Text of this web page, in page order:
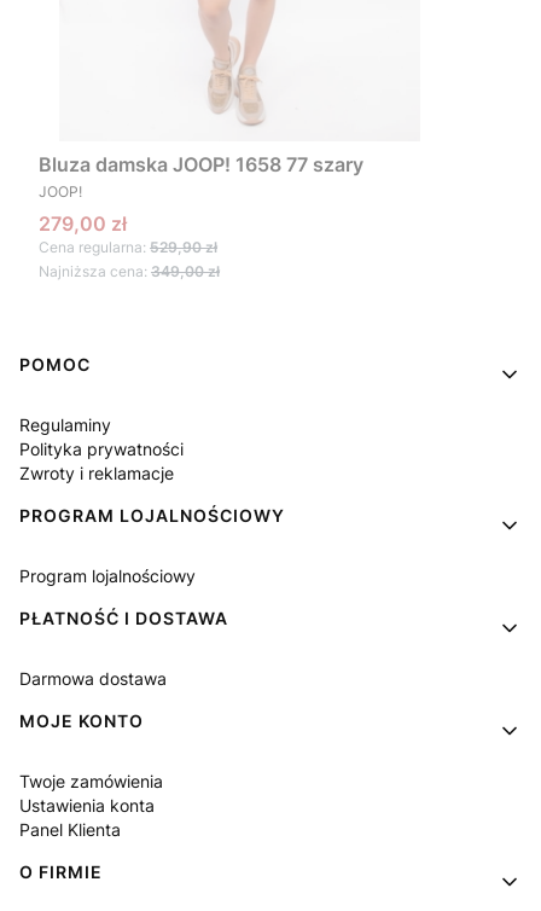
Bluza damska JOOP! 1658 77 szary
PRODUCENT
JOOP!
Cena promocyjna
279,00 zł
Cena regularna: 529,90 zł
Najniższa cena: 349,00 zł
Linki w stopce
POMOC
Regulaminy
Polityka prywatności
Zwroty i reklamacje
PROGRAM LOJALNOŚCIOWY
Program lojalnościowy
PŁATNOŚĆ I DOSTAWA
Darmowa dostawa
MOJE KONTO
Twoje zamówienia
Ustawienia konta
Panel Klienta
O FIRMIE